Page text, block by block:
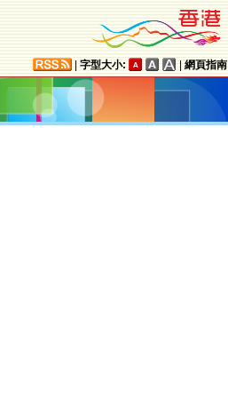
字型大小: 網頁指南